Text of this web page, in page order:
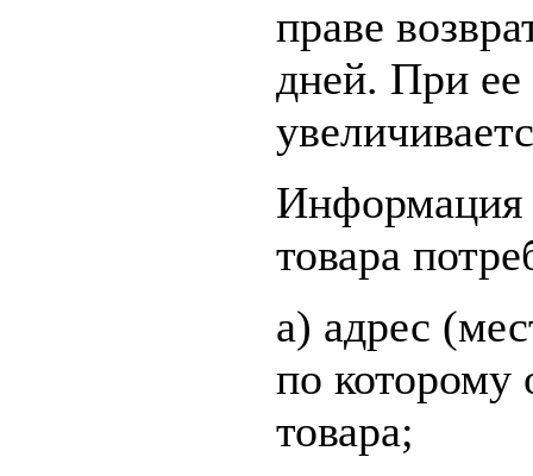
праве
дней. При ее
Информация
товара
а) адрес
по которому
товара;